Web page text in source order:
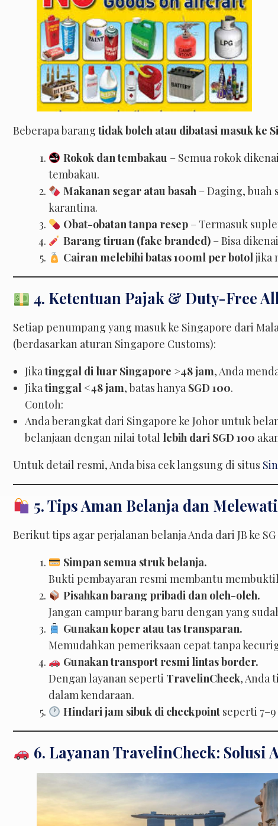
Beberapa barangtidak boleh atau dibatasi masuk ke
Rokok dan tembakau – Semua rokok
tembakau.
Makanan segar atau basah– Daging, buah
karantina.
Obat-obatan tanpa resep– Termasuk
Barang tiruan (fake branded)– Bisa
Cairan melebihi batas 100ml per botoljika
4. Ketentuan Pajak & Duty-Free
Setiap penumpang yang masuk ke Singapore dari
(berdasarkan aturan Singapore Customs):
Jikatinggal di luar Singapore >48 jam, Anda
Jikatinggal <48 jam, batas hanya SGD 100.
Contoh:
Anda berangkat dari Singapore ke Johor untuk
belanjaan dengan nilai total lebih dari SGD 100
Untuk detail resmi, Anda bisa cek langsung di situs
5. Tips Aman Belanja dan
Berikut tips agar perjalanan belanja Anda dari JB ke
Simpan semua struk belanja.
Bukti pembayaran resmi membantu
Pisahkan barang pribadi dan oleh-oleh.
Jangan campur barang baru dengan yang
Gunakan koper atau tas transparan.
Memudahkan pemeriksaan cepat tanpa
Gunakan transport resmi lintas border.
Dengan layanan seperti TravelinCheck, Anda
dalam kendaraan.
Hindari jam sibuk di checkpointseperti 7–9
6. Layanan TravelinCheck: Solusi